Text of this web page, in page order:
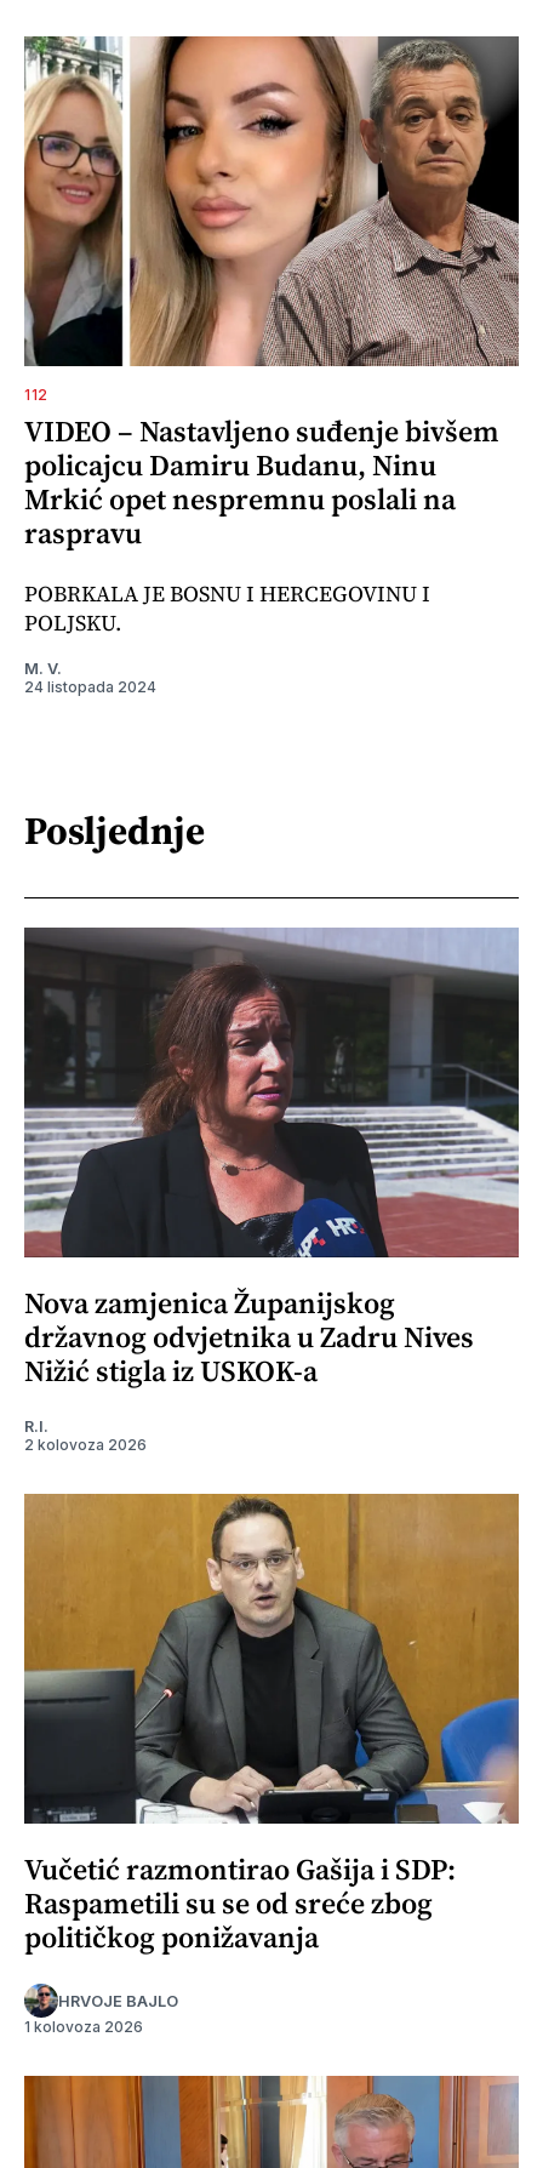
112
VIDEO – Nastavljeno suđenje bivšem
policajcu Damiru Budanu, Ninu
Mrkić opet nespremnu poslali na
raspravu
POBRKALA JE BOSNU I HERCEGOVINU I
POLJSKU.
M. V.
24 listopada 2024
Posljednje
Nova zamjenica Županijskog
državnog odvjetnika u Zadru Nives
Nižić stigla iz USKOK-a
R.I.
2 kolovoza 2026
Vučetić razmontirao Gašija i SDP:
Raspametili su se od sreće zbog
političkog ponižavanja
HRVOJE BAJLO
1 kolovoza 2026